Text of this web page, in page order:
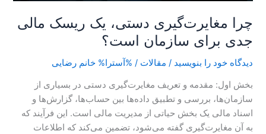
چرا مغایرت‌گیری دستی، یک ریسک مالی
جدی برای سازمان است؟
دیدگاه‌ خود را بنویسید / مقالات / %آسترا% خانم رضایی
بخش اول: مقدمه و تعریف مغایرت‌گیری دستی در بسیاری از
سازمان‌ها، بررسی و تطبیق داده‌ها بین حساب‌ها، گزارش‌ها و
اسناد مالی یک بخش حیاتی از مدیریت مالی است. این فرآیند که
به آن مغایرت‌گیری گفته می‌شود، تضمین می‌کند که اطلاعات